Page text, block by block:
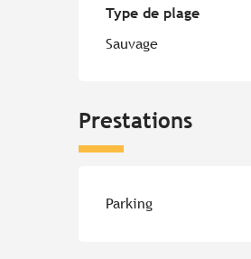
Type de plage
Type de plage
Sauvage
Prestations
Parking